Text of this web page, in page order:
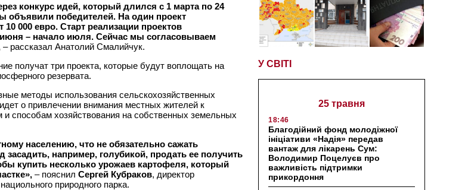
конкурс идей, который длился с 1 марта по 24
объявили победителей. На один проект
000 евро. Старт реализации проектов
– начало июля. Сейчас мы согласовываем
– рассказал Анатолий Смалийчук.
получат три проекта, которые будут воплощать на
резервата.
методы использования сельскохозяйственных
о привлечении внимания местных жителей к
и способам хозяйствования на собственных земельных
населению, что не обязательно сажать
например, голубикой, продать ее получить
купить несколько урожаев картофеля, который
– пояснил Сергей Кубраков, директор
природного парка.
У СВІТІ
25 травня
18:46
Благодійний фонд молодіжної
ініціативи «Надія» передав
вантаж для лікарень Сум:
Володимир Поцелуєв про
важливість підтримки
прикордоння